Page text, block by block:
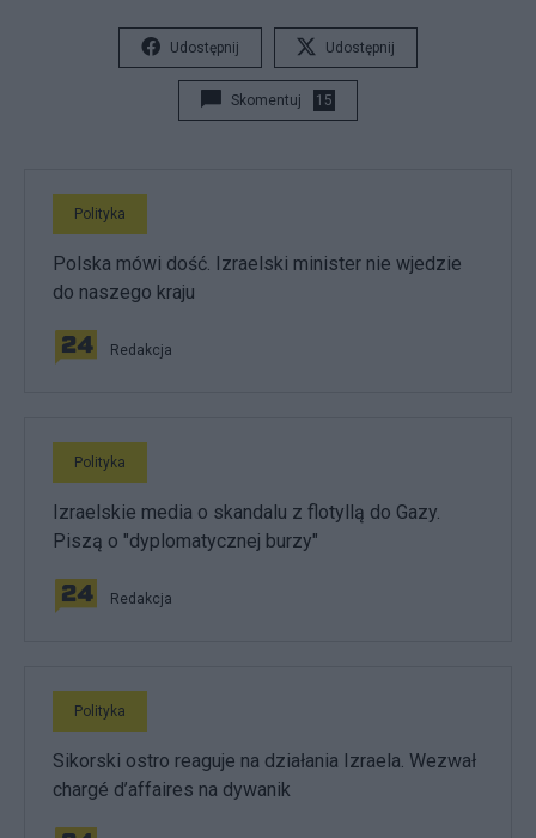
Udostępnij Udostępnij
Skomentuj 15
Polityka
Polska mówi dość. Izraelski minister nie wjedzie
do naszego kraju
Redakcja
Polityka
Izraelskie media o skandalu z flotyllą do Gazy.
Piszą o "dyplomatycznej burzy"
Redakcja
Polityka
Sikorski ostro reaguje na działania Izraela. Wezwał
chargé d’affaires na dywanik